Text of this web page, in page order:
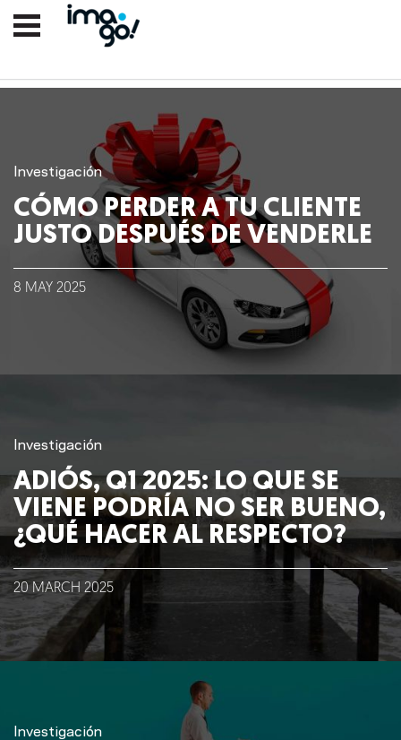
Investigación
CÓMO PERDER A TU CLIENTE
JUSTO DESPUÉS DE VENDERLE
8 MAY 2025
Investigación
ADIÓS, Q1 2025: LO QUE SE
VIENE PODRÍA NO SER BUENO,
¿QUÉ HACER AL RESPECTO?
20 MARCH 2025
Investigación